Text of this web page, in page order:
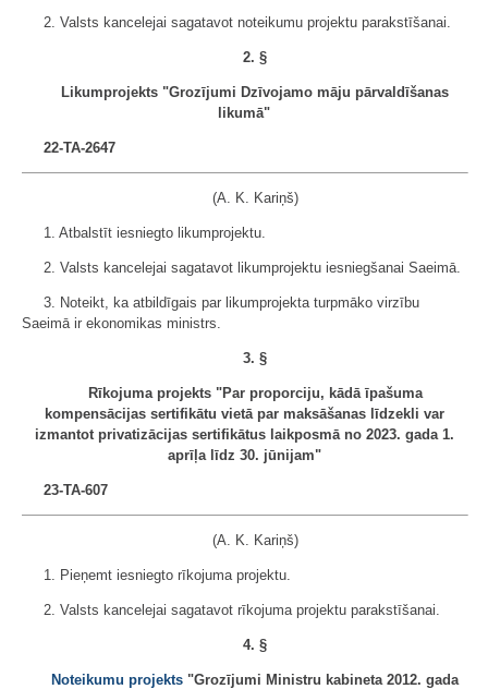
2. Valsts kancelejai sagatavot noteikumu projektu parakstīšanai.
2. §
Likumprojekts "Grozījumi Dzīvojamo māju pārvaldīšanas
likumā"
22-TA-2647
(A. K. Kariņš)
1. Atbalstīt iesniegto likumprojektu.
2. Valsts kancelejai sagatavot likumprojektu iesniegšanai Saeimā.
3. Noteikt, ka atbildīgais par likumprojekta turpmāko virzību
Saeimā ir ekonomikas ministrs.
3. §
Rīkojuma projekts "Par proporciju, kādā īpašuma
kompensācijas sertifikātu vietā par maksāšanas līdzekli var
izmantot privatizācijas sertifikātus laikposmā no 2023. gada 1.
aprīļa līdz 30. jūnijam"
23-TA-607
(A. K. Kariņš)
1. Pieņemt iesniegto rīkojuma projektu.
2. Valsts kancelejai sagatavot rīkojuma projektu parakstīšanai.
4. §
Noteikumu projekts "Grozījumi Ministru kabineta 2012. gada